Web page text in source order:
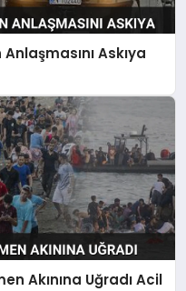
Askıya
Akınına Uğradı Acil